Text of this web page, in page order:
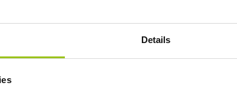
Details
et kosttilskud baseret på Whole Foods og Raw Food,